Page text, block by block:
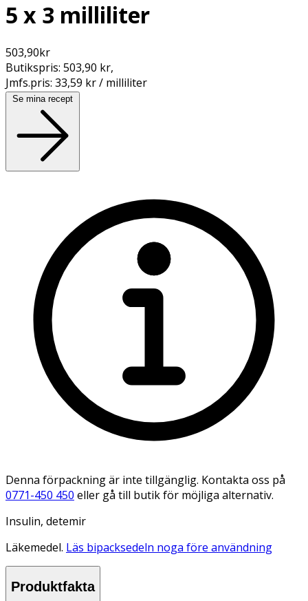
5 x 3 milliliter
503,90kr
Butikspris: 503,90 kr,
Jmfs.pris: 33,59 kr / milliliter
Se mina recept
Denna förpackning är inte tillgänglig. Kontakta oss på
0771-450 450 eller gå till butik för möjliga alternativ.
Insulin, detemir
Läkemedel. Läs bipacksedeln noga före användning
Produktfakta